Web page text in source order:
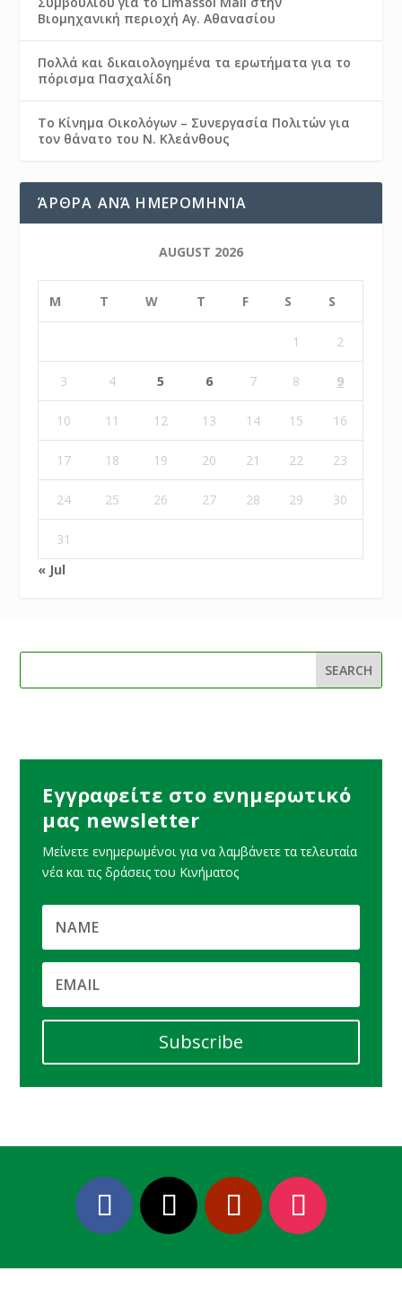
Βιομηχανική περιοχή Αγ. Αθανασίου
Πολλά και δικαιολογημένα τα ερωτήματα για το
πόρισμα Πασχαλίδη
Το Κίνημα Οικολόγων – Συνεργασία Πολιτών για
τον θάνατο του Ν. Κλεάνθους
ΆΡΘΡΑ ΑΝΆ ΗΜΕΡΟΜΗΝΊΑ
AUGUST 2026
M T W T F S S
1 2
3 4 5 6 7 8 9
10 11 12 13 14 15 16
17 18 19 20 21 22 23
24 25 26 27 28 29 30
31
« Jul
Εγγραφείτε στο ενημερωτικό
μας newsletter
Μείνετε ενημερωμένοι για να λαμβάνετε τα τελευταία
νέα και τις δράσεις του Κινήματος
Subscribe